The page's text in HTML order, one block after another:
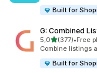
Built for
G: Combined
5,0av 5 stjerner
(377)
Totalt 377 omtaler
•Free
Combine listings
Built for